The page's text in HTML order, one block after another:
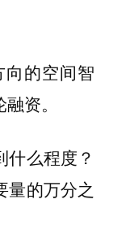
向的空间智
资。
么程度？
量的万分之